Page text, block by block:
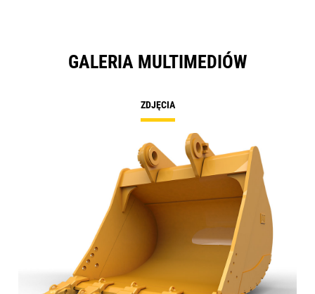
GALERIA MULTIMEDIÓW
ZDJĘCIA